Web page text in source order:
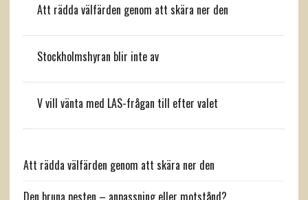
Att rädda välfärden genom att skära ner den
Stockholmshyran blir inte av
V vill vänta med LAS-frågan till efter valet
Att rädda välfärden genom att skära ner den
Den bruna pesten – anpassning eller motstånd?